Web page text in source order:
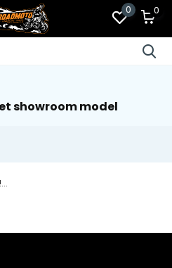
0 0
showroom model